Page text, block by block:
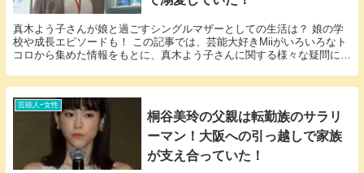
真木よう子さんが娘と過ごすシングルマザーとしての生活は？ 娘の学
校や成長エピソードも！ この記事では、芸能大好きMiiがいろいろなト
コロから集めた情報をもとに、真木よう子さんに関する様々な疑問に答
芸能人ｰ女性
桐谷美玲の父親は転勤族のサラリ
ーマン！大阪への引っ越しで家族
が支え合っていた！